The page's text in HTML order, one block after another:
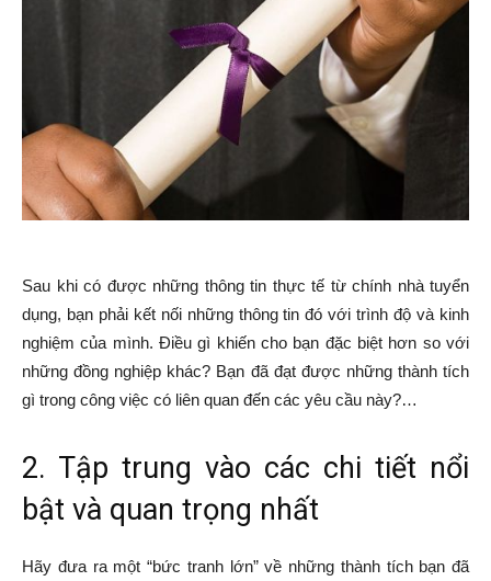
Sau khi có được những thông tin thực tế từ chính nhà tuyển
dụng, bạn phải kết nối những thông tin đó với trình độ và kinh
nghiệm của mình. Điều gì khiến cho bạn đặc biệt hơn so với
những đồng nghiệp khác? Bạn đã đạt được những thành tích
gì trong công việc có liên quan đến các yêu cầu này?…
2. Tập trung vào các chi tiết nổi
bật và quan trọng nhất
Hãy đưa ra một “bức tranh lớn” về những thành tích bạn đã